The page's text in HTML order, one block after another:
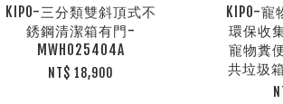
KIPO-三分類雙斜頂式不
銹鋼清潔箱有門-
MWH025404A
NT$ 18,900
KIPO-
環保收
寵物糞
共垃圾